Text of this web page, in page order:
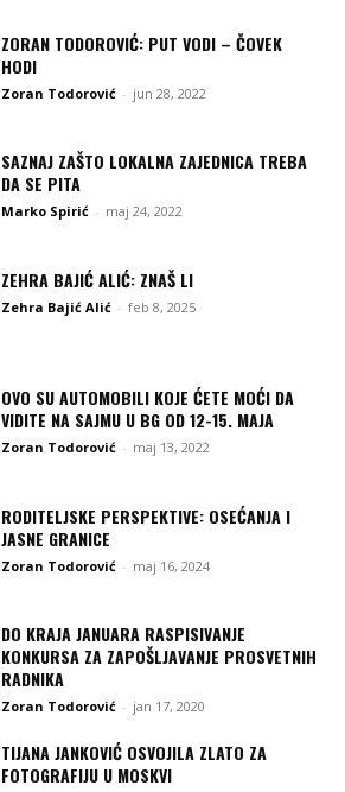
ZORAN TODOROVIĆ: PUT VODI – ČOVEK
HODI
Zoran Todorović - jun 28, 2022
SAZNAJ ZAŠTO LOKALNA ZAJEDNICA TREBA
DA SE PITA
Marko Spirić - maj 24, 2022
ZEHRA BAJIĆ ALIĆ: ZNAŠ LI
Zehra Bajić Alić - feb 8, 2025
OVO SU AUTOMOBILI KOJE ĆETE MOĆI DA
VIDITE NA SAJMU U BG OD 12-15. MAJA
Zoran Todorović - maj 13, 2022
RODITELJSKE PERSPEKTIVE: OSEĆANJA I
JASNE GRANICE
Zoran Todorović - maj 16, 2024
DO KRAJA JANUARA RASPISIVANJE
KONKURSA ZA ZAPOŠLJAVANJE PROSVETNIH
RADNIKA
Zoran Todorović - jan 17, 2020
TIJANA JANKOVIĆ OSVOJILA ZLATO ZA
FOTOGRAFIJU U MOSKVI